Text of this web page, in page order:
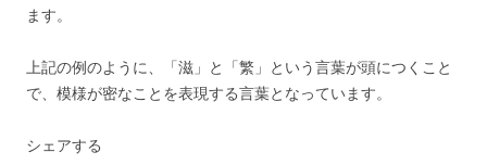
ます。
上記の例のように、「滋」と「繁」という言葉が頭につくこと
で、模様が密なことを表現する言葉となっています。
シェアする